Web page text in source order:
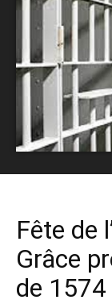
Fête de
Grâce
de